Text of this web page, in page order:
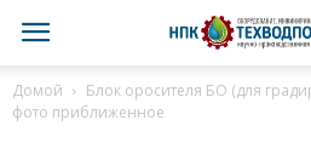
Домой Блок оросителя БО (для
фото приближенное